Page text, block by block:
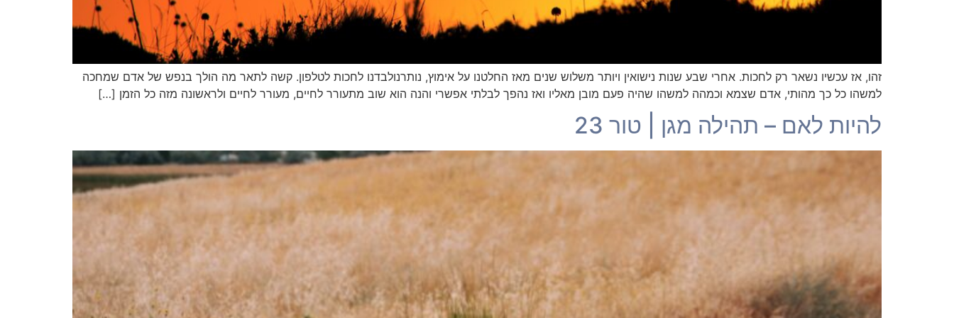
זהו, אז עכשיו נשאר רק לחכות. אחרי שבע שנות נישואין ויותר משלוש שנים מאז החלטנו על אימוץ, נותרנולבדנו לחכות לטלפון. קשה לתאר מה הולך בנפש של אדם שמחכה
למשהו כל כך מהותי, אדם שצמא וכמהה למשהו שהיה פעם מובן מאליו ואז נהפך לבלתי אפשרי והנה הוא שוב מתעורר לחיים, מעורר לחיים ולראשונה מזה כל הזמן […]
להיות לאם – תהילה מגן | טור 23